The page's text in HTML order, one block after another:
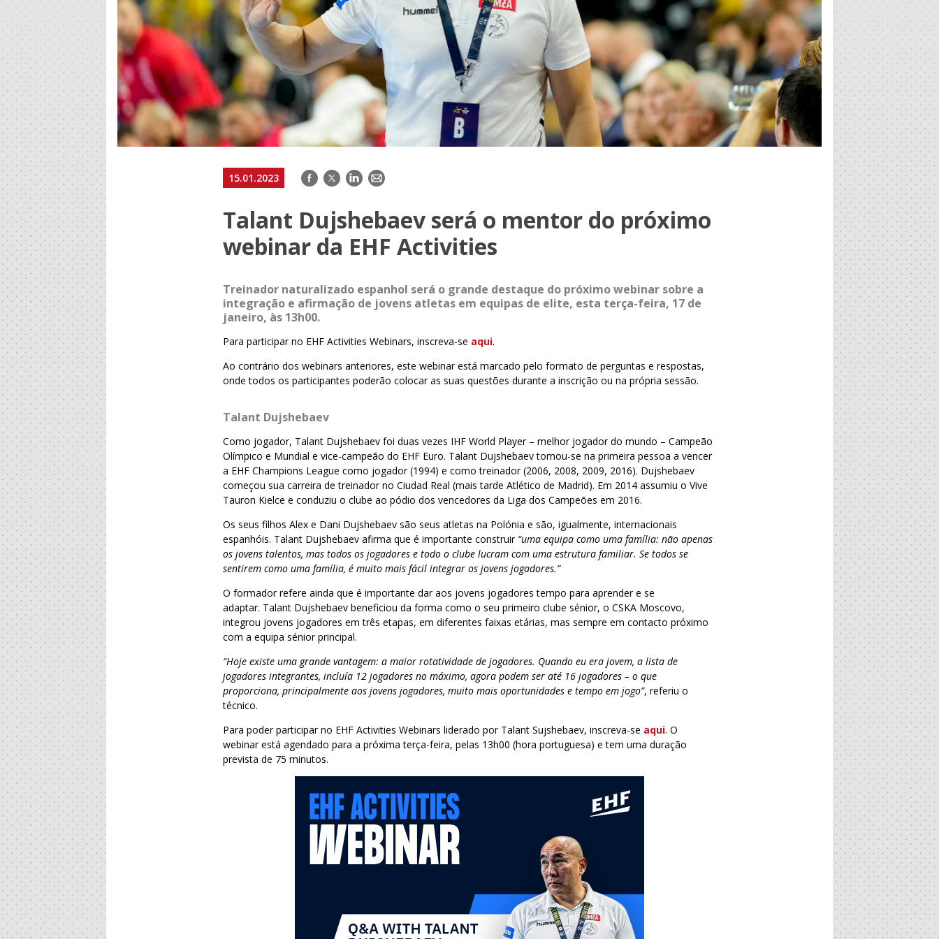
15.01.2023 Facebook
TwitterLinkedIn
E-
Talant Dujshebaev será o mentor do próximo
webinar da EHF Activities
Treinador naturalizado espanhol será o grande destaque do próximo webinar sobre a
integração e afirmação de jovens atletas em equipas de elite, esta terça-feira, 17 de
janeiro, às 13h00.
Para participar no EHF Activities Webinars, inscreva-se aqui.
Ao contrário dos webinars anteriores, este webinar está marcado pelo formato de perguntas e respostas,
onde todos os participantes poderão colocar as suas questões durante a inscrição ou na própria sessão.
Talant Dujshebaev
Como jogador, Talant Dujshebaev foi duas vezes IHF World Player – melhor jogador do mundo – Campeão
Olímpico e Mundial e vice-campeão do EHF Euro. Talant Dujshebaev tornou-se na primeira pessoa a vencer
a EHF Champions League como jogador (1994) e como treinador (2006, 2008, 2009, 2016). Dujshebaev
começou sua carreira de treinador no Ciudad Real (mais tarde Atlético de Madrid). Em 2014 assumiu o Vive
Tauron Kielce e conduziu o clube ao pódio dos vencedores da Liga dos Campeões em 2016.
Os seus filhos Alex e Dani Dujshebaev são seus atletas na Polónia e são, igualmente, internacionais
espanhóis. Talant Dujshebaev afirma que é importante construir “uma equipa como uma família: não apenas
os jovens talentos, mas todos os jogadores e todo o clube lucram com uma estrutura familiar. Se todos se
sentirem como uma família, é muito mais fácil integrar os jovens jogadores.”
O formador refere ainda que é importante dar aos jovens jogadores tempo para aprender e se
adaptar. Talant Dujshebaev beneficiou da forma como o seu primeiro clube sénior, o CSKA Moscovo,
integrou jovens jogadores em três etapas, em diferentes faixas etárias, mas sempre em contacto próximo
com a equipa sénior principal.
“Hoje existe uma grande vantagem: a maior rotatividade de jogadores. Quando eu era jovem, a lista de
jogadores integrantes, incluía 12 jogadores no máximo, agora podem ser até 16 jogadores – o que
proporciona, principalmente aos jovens jogadores, muito mais oportunidades e tempo em jogo”, referiu o
técnico.
Para poder participar no EHF Activities Webinars liderado por Talant Sujshebaev, inscreva-se aqui. O
webinar está agendado para a próxima terça-feira, pelas 13h00 (hora portuguesa) e tem uma duração
prevista de 75 minutos.